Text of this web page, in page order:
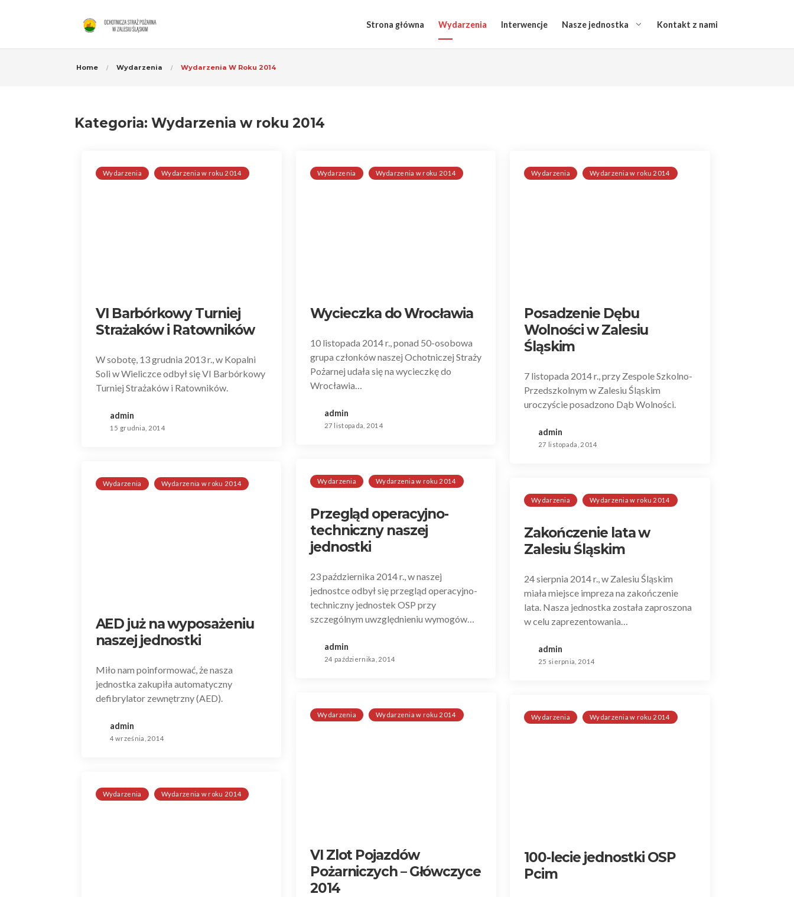
Strona główna Wydarzenia Interwencje Nasze jednostka Kontakt z nami
Home Wydarzenia Wydarzenia W Roku 2014
Kategoria: Wydarzenia w roku 2014
Wydarzenia Wydarzenia w roku 2014
VI Barbórkowy Turniej
Strażaków i Ratowników
W sobotę, 13 grudnia 2013 r., w Kopalni
Soli w Wieliczce odbył się VI Barbórkowy
Turniej Strażaków i Ratowników.
admin
15 grudnia, 2014
Wydarzenia Wydarzenia w roku 2014
Wycieczka do Wrocławia
10 listopada 2014 r., ponad 50-osobowa
grupa członków naszej Ochotniczej Straży
Pożarnej udała się na wycieczkę do
Wrocławia…
admin
27 listopada, 2014
Wydarzenia Wydarzenia w roku 2014
Posadzenie Dębu
Wolności w Zalesiu
Śląskim
7 listopada 2014 r., przy Zespole Szkolno-
Przedszkolnym w Zalesiu Śląskim
uroczyście posadzono Dąb Wolności.
admin
27 listopada, 2014
Wydarzenia Wydarzenia w roku 2014
Przegląd operacyjno-
techniczny naszej
jednostki
23 października 2014 r., w naszej
jednostce odbył się przegląd operacyjno-
techniczny jednostek OSP przy
szczególnym uwzględnieniu wymogów…
admin
24 października, 2014
Wydarzenia Wydarzenia w roku 2014
AED już na wyposażeniu
naszej jednostki
Miło nam poinformować, że nasza
jednostka zakupiła automatyczny
defibrylator zewnętrzny (AED).
admin
4 września, 2014
Wydarzenia Wydarzenia w roku 2014
Zakończenie lata w
Zalesiu Śląskim
24 sierpnia 2014 r., w Zalesiu Śląskim
miała miejsce impreza na zakończenie
lata. Nasza jednostka została zaproszona
w celu zaprezentowania…
admin
25 sierpnia, 2014
Wydarzenia Wydarzenia w roku 2014
VI Zlot Pojazdów
Pożarniczych – Główczyce
2014
Wydarzenia Wydarzenia w roku 2014
100-lecie jednostki OSP
Pcim
Wydarzenia Wydarzenia w roku 2014